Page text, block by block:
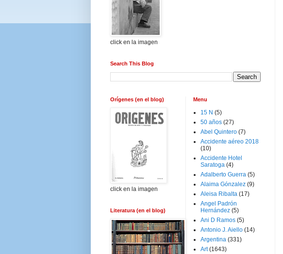
click en la imagen
Search This Blog
Orígenes (en el blog)
click en la imagen
Literatura (en el blog)
Menu
15 N (5)
50 años (27)
Abel Quintero (7)
Accidente aéreo 2018
(10)
Accidente Hotel
Saratoga (4)
Adalberto Guerra (5)
Alaima Gónzalez (9)
Aleisa Ribalta (17)
Angel Padrón
Hernández (5)
Ani D Ramos (5)
Antonio J. Aiello (14)
Argentina (331)
Art (1643)